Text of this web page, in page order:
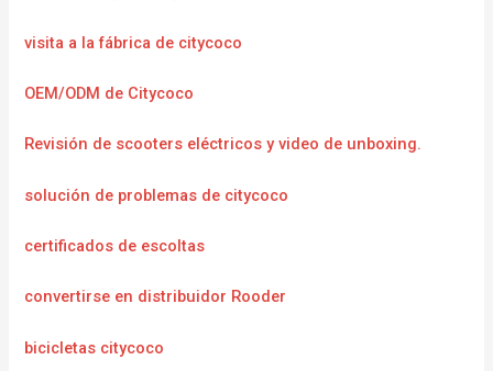
visita a la fábrica de citycoco
OEM/ODM de Citycoco
Revisión de scooters eléctricos y video de unboxing.
solución de problemas de citycoco
certificados de escoltas
convertirse en distribuidor Rooder
bicicletas citycoco